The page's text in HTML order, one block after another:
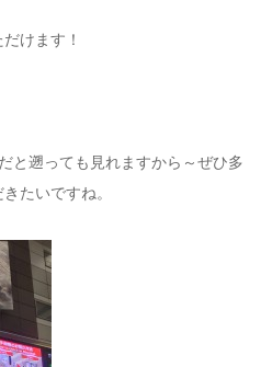
けます！
と遡っても見れますから～ぜひ多
たいですね。